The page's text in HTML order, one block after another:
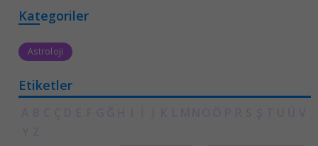
Kategoriler
Astroloji
Etiketler